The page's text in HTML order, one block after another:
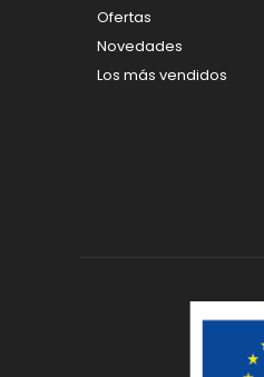
Ofertas
Novedades
Los más vendidos